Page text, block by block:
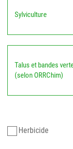
Sylviculture
Talus et bandes
(selon ORRChim)
Herbicide